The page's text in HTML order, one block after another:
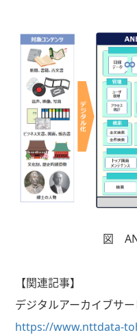
図
【関連記事】
デジタルアーカイブサ
https://www.nttdata-